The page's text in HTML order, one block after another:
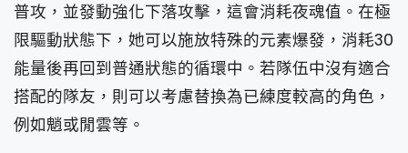
普攻，並發動強化下落攻擊，這會消耗夜魂值。在極
限驅動狀態下，她可以施放特殊的元素爆發，消耗30
能量後再回到普通狀態的循環中。若隊伍中沒有適合
搭配的隊友，則可以考慮替換為已練度較高的角色，
例如魈或閒雲等。